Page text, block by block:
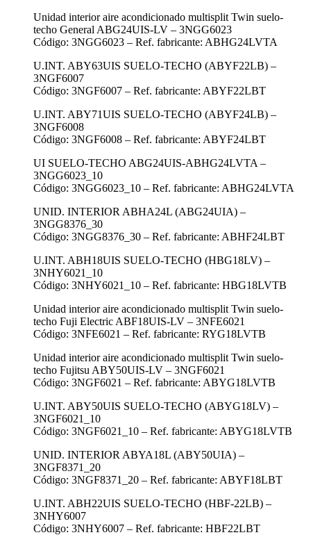
Unidad interior aire acondicionado multisplit Twin suelo-
techo General ABG24UIS-LV – 3NGG6023
Código: 3NGG6023 – Ref. fabricante: ABHG24LVTA
U.INT. ABY63UIS SUELO-TECHO (ABYF22LB) –
3NGF6007
Código: 3NGF6007 – Ref. fabricante: ABYF22LBT
U.INT. ABY71UIS SUELO-TECHO (ABYF24LB) –
3NGF6008
Código: 3NGF6008 – Ref. fabricante: ABYF24LBT
UI SUELO-TECHO ABG24UIS-ABHG24LVTA –
3NGG6023_10
Código: 3NGG6023_10 – Ref. fabricante: ABHG24LVTA
UNID. INTERIOR ABHA24L (ABG24UIA) –
3NGG8376_30
Código: 3NGG8376_30 – Ref. fabricante: ABHF24LBT
U.INT. ABH18UIS SUELO-TECHO (HBG18LV) –
3NHY6021_10
Código: 3NHY6021_10 – Ref. fabricante: HBG18LVTB
Unidad interior aire acondicionado multisplit Twin suelo-
techo Fuji Electric ABF18UIS-LV – 3NFE6021
Código: 3NFE6021 – Ref. fabricante: RYG18LVTB
Unidad interior aire acondicionado multisplit Twin suelo-
techo Fujitsu ABY50UIS-LV – 3NGF6021
Código: 3NGF6021 – Ref. fabricante: ABYG18LVTB
U.INT. ABY50UIS SUELO-TECHO (ABYG18LV) –
3NGF6021_10
Código: 3NGF6021_10 – Ref. fabricante: ABYG18LVTB
UNID. INTERIOR ABYA18L (ABY50UIA) –
3NGF8371_20
Código: 3NGF8371_20 – Ref. fabricante: ABYF18LBT
U.INT. ABH22UIS SUELO-TECHO (HBF-22LB) –
3NHY6007
Código: 3NHY6007 – Ref. fabricante: HBF22LBT